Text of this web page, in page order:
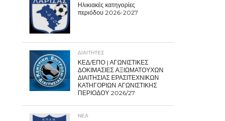
Ηλικιακές κατηγορίες
περιόδου 2026-2027
ΔΙΑΙΤΗΤΕΣ
ΚΕΔ/ΕΠΟ | ΑΓΩΝΙΣΤΙΚΕΣ
ΔΟΚΙΜΑΣΙΕΣ ΑΞΙΩΜΑΤΟΥΧΩΝ
ΔΙΑΙΤΗΣΙΑΣ ΕΡΑΣΙΤΕΧΝΙΚΩΝ
ΚΑΤΗΓΟΡΙΩΝ ΑΓΩΝΙΣΤΙΚΗΣ
ΠΕΡΙΟΔΟΥ 2026/27
ΝΕΑ